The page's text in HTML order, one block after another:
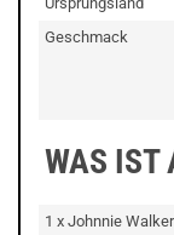
Geschmack
WAS IST
1 x Johnnie